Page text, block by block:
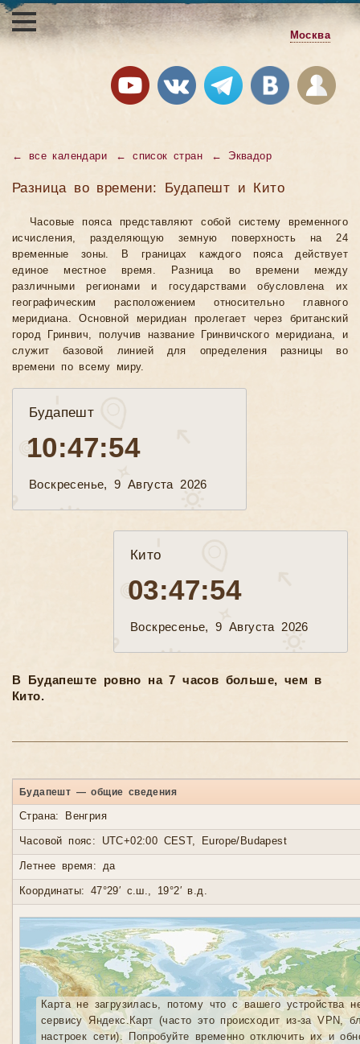
Москва
← все календари ←список стран ← Эквадор
Разница во времени: Будапешт и Кито
Часовые пояса представляют собой систему временного
исчисления, разделяющую земную поверхность на 24
временные зоны. В границах каждого пояса действует
единое местное время. Разница во времени между
различными регионами и государствами обусловлена их
географическим расположением относительно главного
меридиана. Основной меридиан пролегает через британский
город Гринвич, получив название Гринвичского меридиана, и
служит базовой линией для определения разницы во
времени по всему миру.
Будапешт
10:47:56
Воскресенье, 9 Августа 2026
Кито
03:47:56
Воскресенье, 9 Августа 2026
В Будапеште ровно на 7 часов больше, чем в
Кито.
Будапешт — общие сведения
Страна: Венгрия
Часовой пояс: UTC+02:00 CEST, Europe/Budapest
Летнее время: да
Координаты: 47°29′ с.ш., 19°2′ в.д.
Карта не загрузилась, потому что с вашего устройства
сервису Яндекс.Карт (часто это происходит из-за VPN,
настроек сети). Попробуйте временно отключить их и